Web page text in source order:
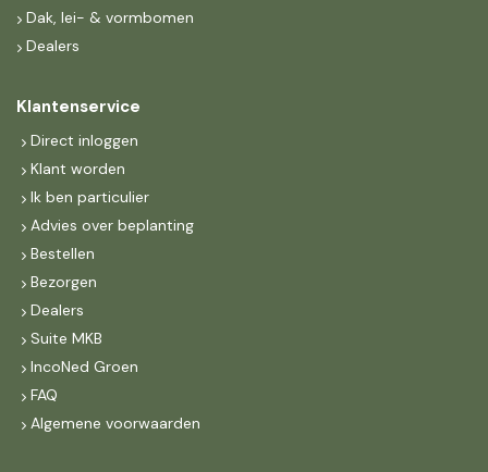
Dak, lei- & vormbomen
Dealers
Klantenservice
Direct inloggen
Klant worden
Ik ben particulier
Advies over beplanting
Bestellen
Bezorgen
Dealers
Suite MKB
IncoNed Groen
FAQ
Algemene voorwaarden